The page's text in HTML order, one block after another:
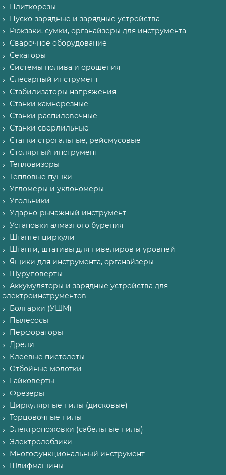
Плиткорезы
Пуско-зарядные и зарядные устройства
Рюкзаки, сумки, органайзеры для инструмента
Сварочное оборудование
Секаторы
Системы полива и орошения
Слесарный инструмент
Стабилизаторы напряжения
Станки камнерезные
Станки распиловочные
Станки сверлильные
Станки строгальные, рейсмусовые
Столярный инструмент
Тепловизоры
Тепловые пушки
Угломеры и уклономеры
Угольники
Ударно-рычажный инструмент
Установки алмазного бурения
Штангенциркули
Штанги, штативы для нивелиров и уровней
Ящики для инструмента, органайзеры
Шуруповерты
Аккумуляторы и зарядные устройства для
электроинструментов
Болгарки (УШМ)
Пылесосы
Перфораторы
Дрели
Клеевые пистолеты
Отбойные молотки
Гайковерты
Фрезеры
Циркулярные пилы (дисковые)
Торцовочные пилы
Электроножовки (сабельные пилы)
Электролобзики
Многофункциональный инструмент
Шлифмашины